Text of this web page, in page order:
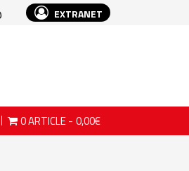
EXTRANET
0 ARTICLE 0,00€